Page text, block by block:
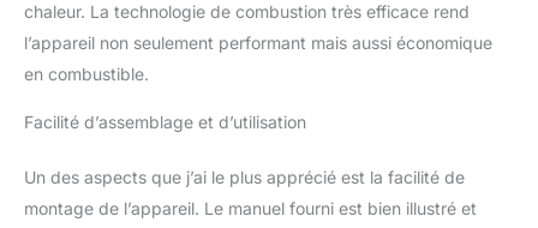
montage facile, ce qui
rend le poêle à fusée
RÉPARTITION DE LA
roquette assure une
répartition uniforme de la
chaleur. La technologie de combustion très efficace rend
l’appareil non seulement performant mais aussi économique
en combustible.
Facilité d’assemblage et d’utilisation
Un des aspects que j’ai le plus apprécié est la facilité de
montage de l’appareil. Le manuel fourni est bien illustré et